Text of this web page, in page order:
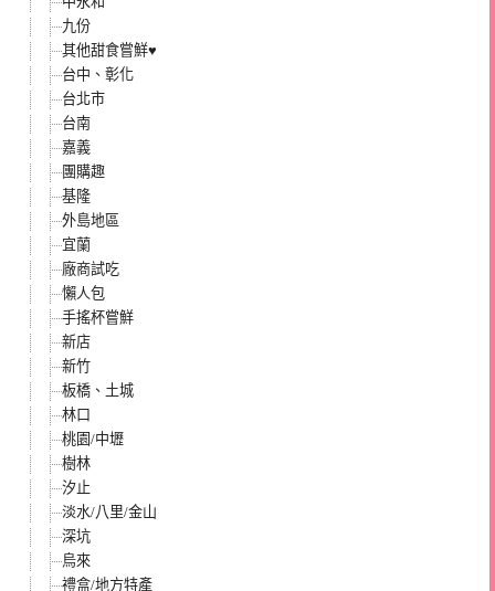
九份
其他甜食嘗鮮♥
台中、彰化
台北市
台南
嘉義
團購趣
基隆
外島地區
宜蘭
廠商試吃
懶人包
手搖杯嘗鮮
新店
新竹
板橋、土城
林口
桃園/中壢
樹林
汐止
淡水/八里/金山
深坑
烏來
禮盒/地方特產